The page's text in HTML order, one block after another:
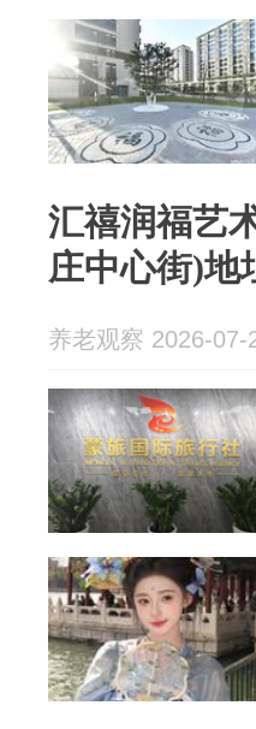
汇禧润福艺
庄中心街)地
养老观察 2026-07-